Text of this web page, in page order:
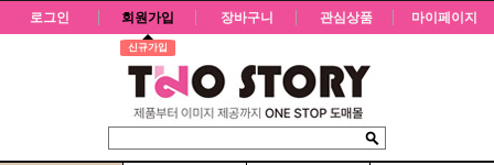
로그인 회원가입
신규가입
장바구니 관심상품 마이페이지